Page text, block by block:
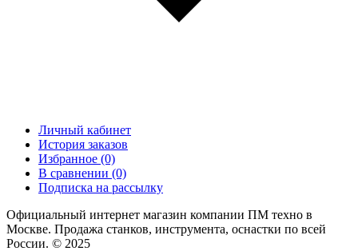
Личный кабинет
История заказов
Избранное (0)
В сравнении (0)
Подписка на рассылку
Официальный интернет магазин компании ПМ техно в
Москве. Продажа станков, инструмента, оснастки по всей
России. © 2025